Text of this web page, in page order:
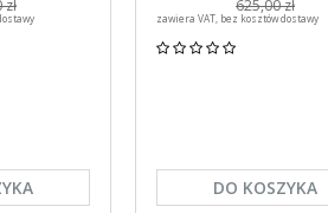
sztuk
625,00 zł
zawiera VAT, bez kosztów dostawy
DO KOSZYKA